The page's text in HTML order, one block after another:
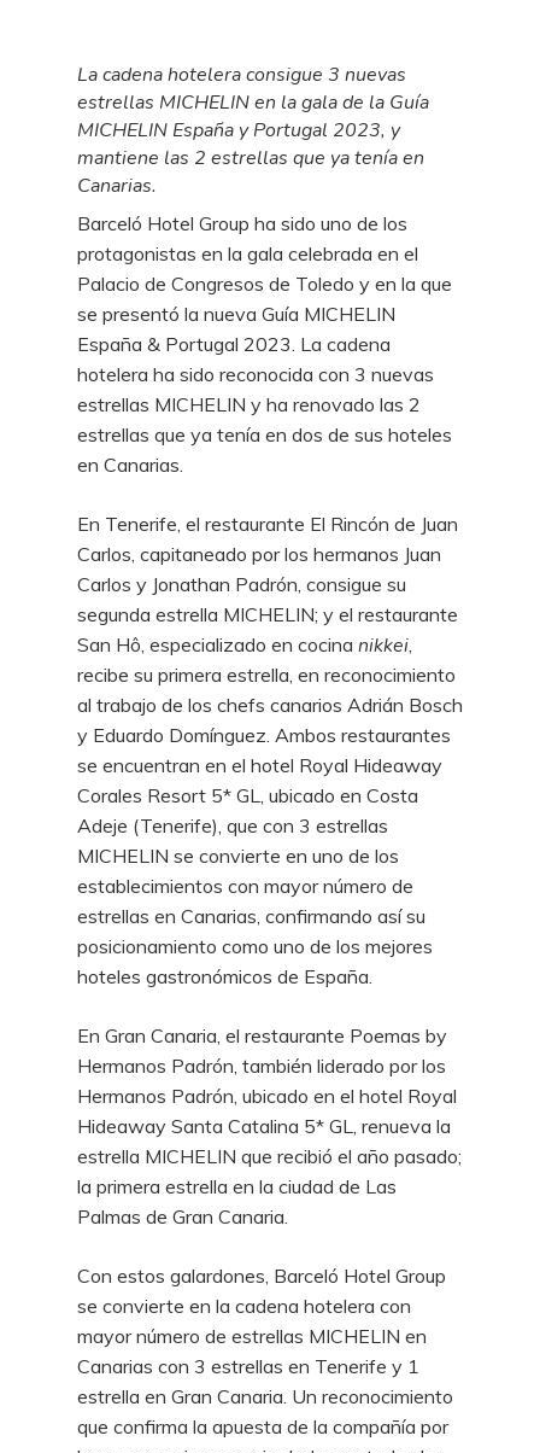
La cadena hotelera consigue 3 nuevas
estrellas MICHELIN en la gala de la Guía
MICHELIN España y Portugal 2023, y
mantiene las 2 estrellas que ya tenía en
Canarias.
Barceló Hotel Group ha sido uno de los
protagonistas en la gala celebrada en el
Palacio de Congresos de Toledo y en la que
se presentó la nueva Guía MICHELIN
España & Portugal 2023. La cadena
hotelera ha sido reconocida con 3 nuevas
estrellas MICHELIN y ha renovado las 2
estrellas que ya tenía en dos de sus hoteles
en Canarias.
En Tenerife, el restaurante El Rincón de Juan
Carlos, capitaneado por los hermanos Juan
Carlos y Jonathan Padrón, consigue su
segunda estrella MICHELIN; y el restaurante
San Hô, especializado en cocina nikkei,
recibe su primera estrella, en reconocimiento
al trabajo de los chefs canarios Adrián Bosch
y Eduardo Domínguez. Ambos restaurantes
se encuentran en el hotel Royal Hideaway
Corales Resort 5* GL, ubicado en Costa
Adeje (Tenerife), que con 3 estrellas
MICHELIN se convierte en uno de los
establecimientos con mayor número de
estrellas en Canarias, confirmando así su
posicionamiento como uno de los mejores
hoteles gastronómicos de España.
En Gran Canaria, el restaurante Poemas by
Hermanos Padrón, también liderado por los
Hermanos Padrón, ubicado en el hotel Royal
Hideaway Santa Catalina 5* GL, renueva la
estrella MICHELIN que recibió el año pasado;
la primera estrella en la ciudad de Las
Palmas de Gran Canaria.
Con estos galardones, Barceló Hotel Group
se convierte en la cadena hotelera con
mayor número de estrellas MICHELIN en
Canarias con 3 estrellas en Tenerife y 1
estrella en Gran Canaria. Un reconocimiento
que confirma la apuesta de la compañía por